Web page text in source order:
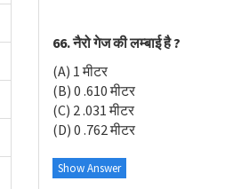
66. नैरो गेज की लम्बाई है ?
(A) 1 मीटर
(B) 0 .610 मीटर
(C) 2 .031 मीटर
(D) 0 .762 मीटर
Show Answer